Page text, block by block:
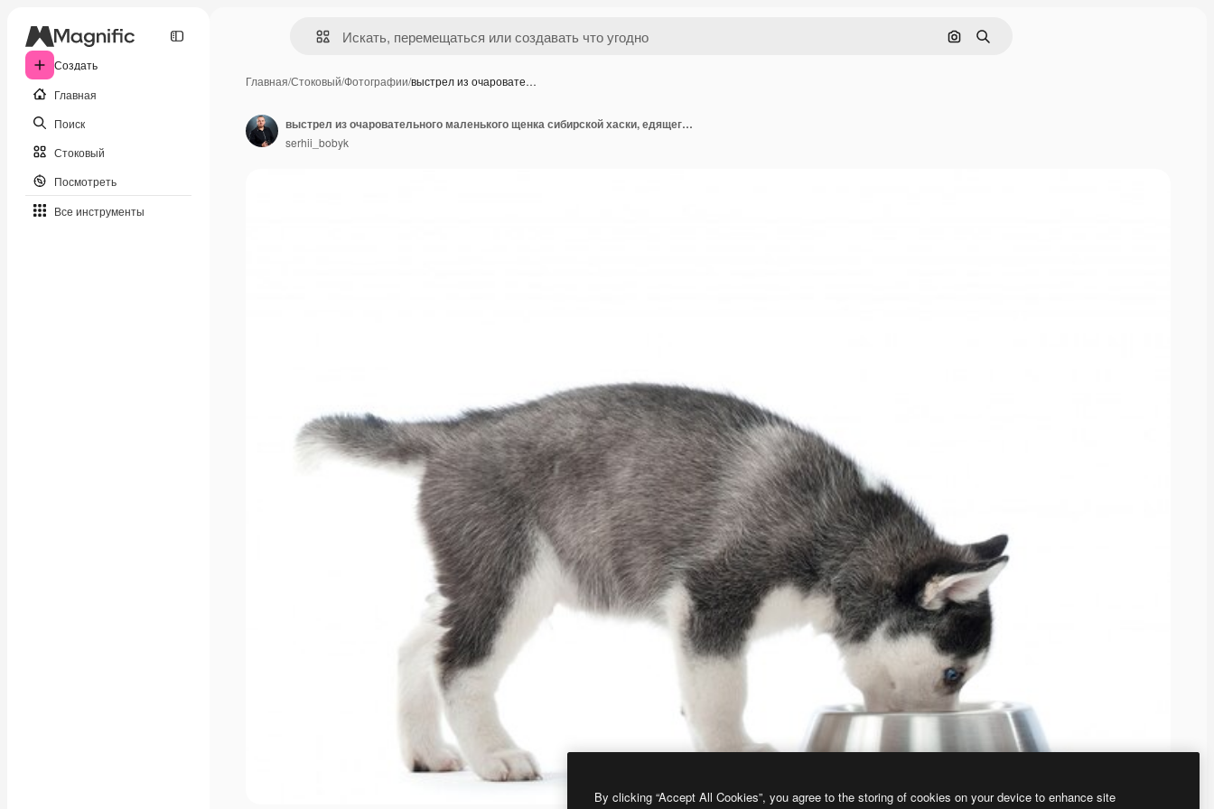
Создать
Главная
Поиск
Стоковый
Посмотреть
Все инструменты
Поиск по изображению
Поиск
Главная/Стоковый/Фотографии/выстрел из очаровате…
выстрел из очаровательного маленького щенка сибирской хаски, едящего еду из миски, изолированной на белом Copyspace.
serhii_bobyk
By clicking “Accept All Cookies”, you agree to the storing of cookies on your device to enhance site